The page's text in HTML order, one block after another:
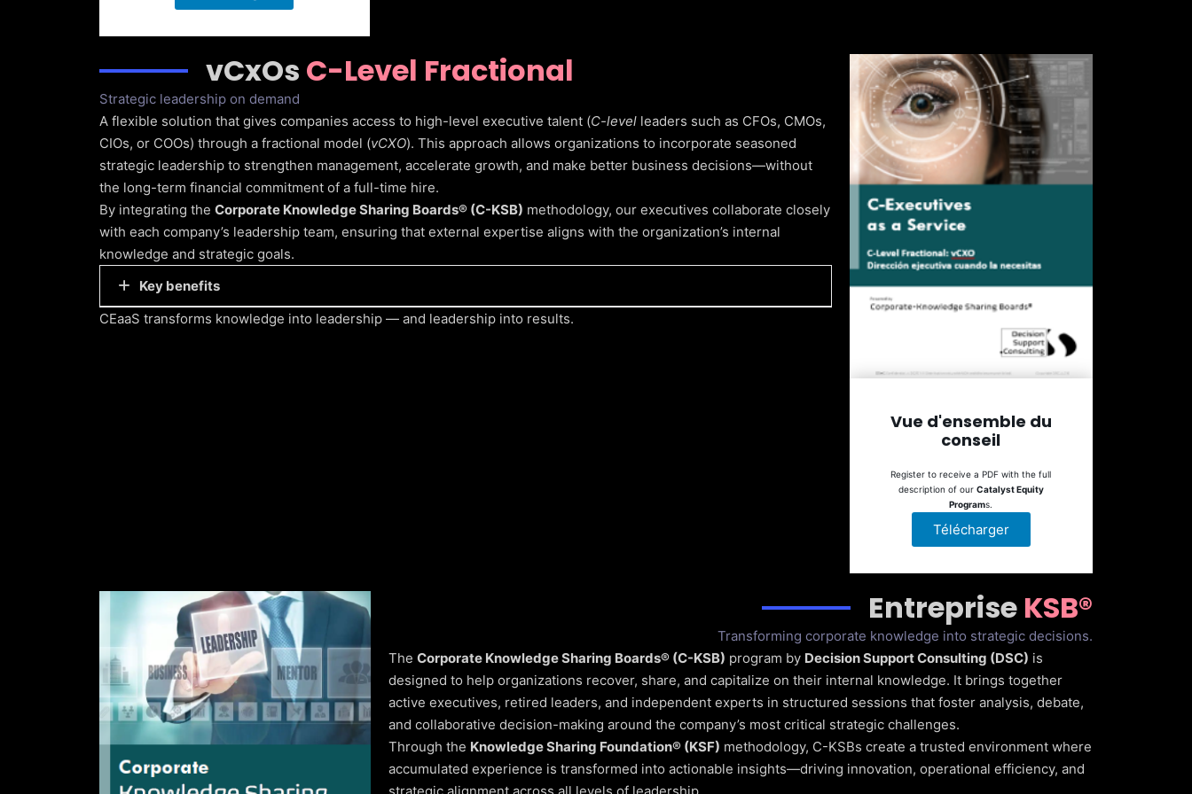
vCxOs C-Level Fractional
Strategic leadership on demand
A flexible solution that gives companies access to high-level executive talent (C-level leaders such as CFOs, CMOs,
CIOs, or COOs) through a fractional model (vCXO). This approach allows organizations to incorporate seasoned
strategic leadership to strengthen management, accelerate growth, and make better business decisions—without
the long-term financial commitment of a full-time hire.
By integrating the Corporate Knowledge Sharing Boards® (C-KSB) methodology, our executives collaborate closely
with each company’s leadership team, ensuring that external expertise aligns with the organization’s internal
knowledge and strategic goals.
Key benefits
CEaaS transforms knowledge into leadership — and leadership into results.
Vue d'ensemble du
conseil
Register to receive a PDF with the full
description of our Catalyst Equity
Programs.
Télécharger
Entreprise KSB®
Transforming corporate knowledge into strategic decisions.
TheCorporate Knowledge Sharing Boards® (C-KSB) program by Decision Support Consulting (DSC) is
designed to help organizations recover, share, and capitalize on their internal knowledge. It brings together
active executives, retired leaders, and independent experts in structured sessions that foster analysis, debate,
and collaborative decision-making around the company’s most critical strategic challenges.
Through the Knowledge Sharing Foundation® (KSF) methodology, C-KSBs create a trusted environment where
accumulated experience is transformed into actionable insights—driving innovation, operational efficiency, and
strategic alignment across all levels of leadership.